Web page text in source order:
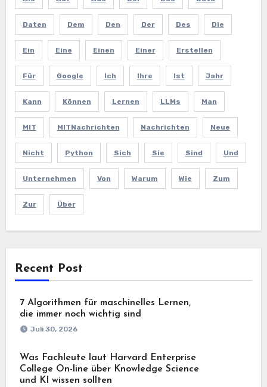
Daten Dem Den Der Des Die
Ein Eine Einen Einer Erstellen
Für Google Ich Ihre Ist Jahr
Kann Können Lernen LLMs Man
MIT MITNachrichten Nachrichten Neue
Nicht Python Sich Sie Sind Und
Unternehmen Von Warum Wie Zum
Zur Über
Recent Post
7 Algorithmen für maschinelles Lernen,
die immer noch wichtig sind
Juli 30, 2026
Was Fachleute laut Harvard Enterprise
College On-line über Knowledge Science
und KI wissen sollten